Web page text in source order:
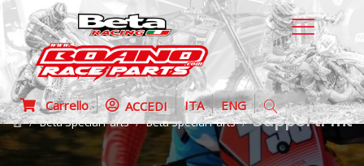
Carrello ACCEDI ITA ENG
Beta Special Parts Beta Special Parts Supporti